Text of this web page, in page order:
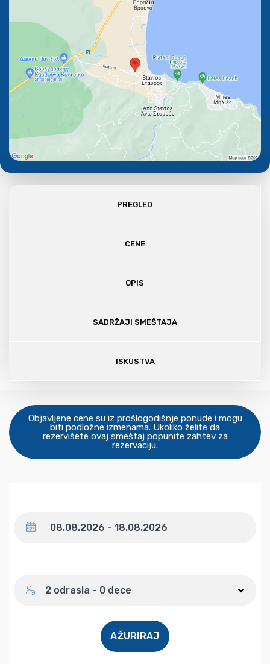
PREGLED
CENE
OPIS
SADRŽAJI SMEŠTAJA
ISKUSTVA
Objavljene cene su iz prošlogodišnje ponude i mogu
biti podložne izmenama. Ukoliko želite da
rezervišete ovaj smeštaj popunite zahtev za
rezervaciju.
2 odrasla - 0 dece
AŽURIRAJ